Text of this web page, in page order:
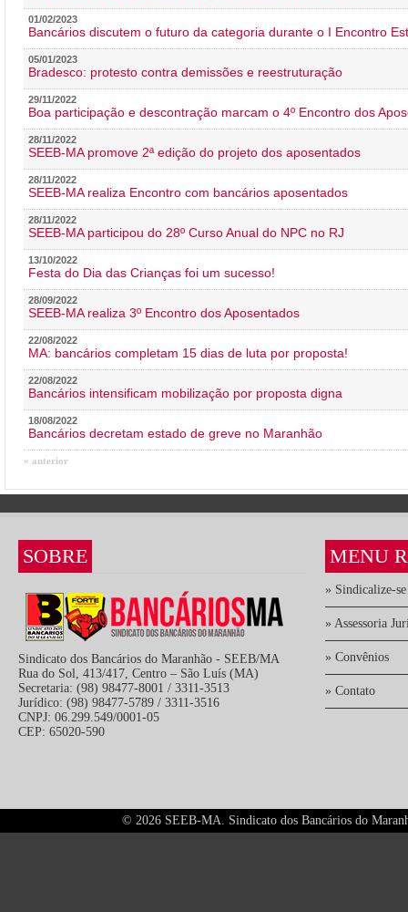
01/02/2023
Bancários discutem o futuro da categoria durante o I Encontro
05/01/2023
Bradesco: protesto contra demissões e reestruturação
29/11/2022
Boa participação e descontração marcam o 4º Encontro dos
28/11/2022
SEEB-MA promove 2ª edição do projeto dos aposentados
28/11/2022
SEEB-MA realiza Encontro com bancários aposentados
28/11/2022
SEEB-MA participou do 28º Curso Anual do NPC no RJ
13/10/2022
Festa do Dia das Crianças foi um sucesso!
28/09/2022
SEEB-MA realiza 3º Encontro dos Aposentados
22/08/2022
MA: bancários completam 15 dias de luta por proposta!
22/08/2022
Bancários intensificam mobilização por proposta digna
18/08/2022
Bancários decretam estado de greve no Maranhão
« anterior
SOBRE
Sindicato dos Bancários do Maranhão - SEEB/MA
Rua do Sol, 413/417, Centro – São Luís (MA)
Secretaria: (98) 98477-8001 / 3311-3513
Jurídico: (98) 98477-5789 / 3311-3516
CNPJ: 06.299.549/0001-05
CEP: 65020-590
MENU
» Sindicalize-se
» Assessoria
» Convênios
» Contato
© 2026 SEEB-MA. Sindicato dos Bancários do